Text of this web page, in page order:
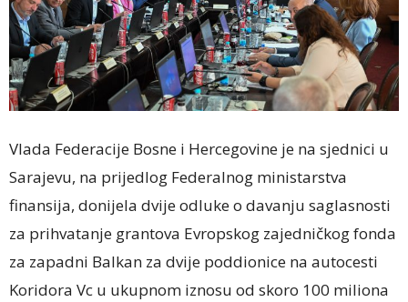
Vlada Federacije Bosne i Hercegovine je na sjednici u
Sarajevu, na prijedlog Federalnog ministarstva
finansija, donijela dvije odluke o davanju saglasnosti
za prihvatanje grantova Evropskog zajedničkog fonda
za zapadni Balkan za dvije poddionice na autocesti
Koridora Vc u ukupnom iznosu od skoro 100 miliona